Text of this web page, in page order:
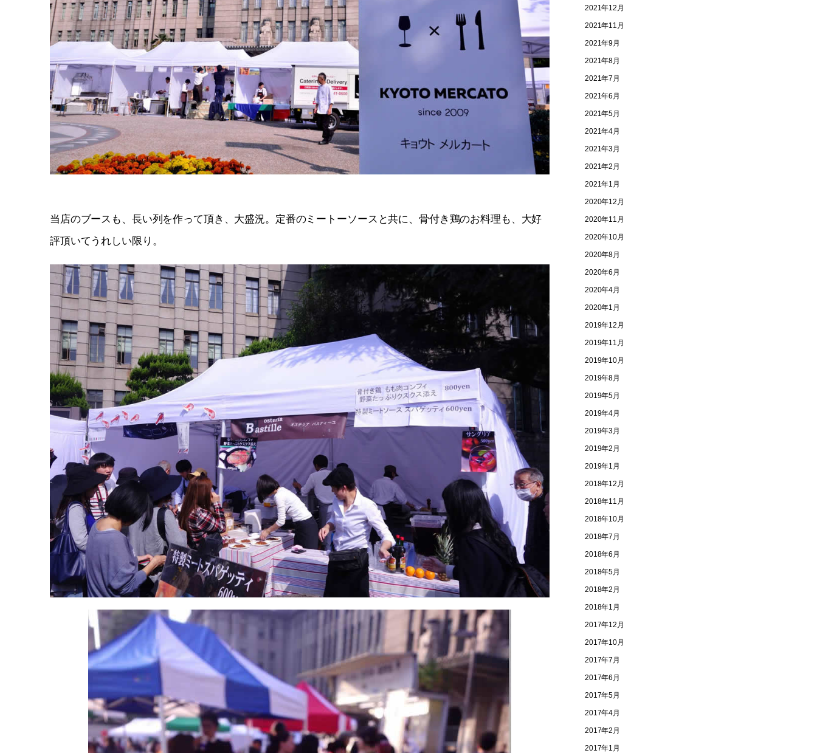
当店のブースも、長い列を作って頂き、大盛況。定番のミートーソースと共に、骨付き鶏のお料理も、大好
評頂いてうれしい限り。
2021年12月
2021年11月
2021年9月
2021年8月
2021年7月
2021年6月
2021年5月
2021年4月
2021年3月
2021年2月
2021年1月
2020年12月
2020年11月
2020年10月
2020年8月
2020年6月
2020年4月
2020年1月
2019年12月
2019年11月
2019年10月
2019年8月
2019年5月
2019年4月
2019年3月
2019年2月
2019年1月
2018年12月
2018年11月
2018年10月
2018年7月
2018年6月
2018年5月
2018年2月
2018年1月
2017年12月
2017年10月
2017年7月
2017年6月
2017年5月
2017年4月
2017年2月
2017年1月